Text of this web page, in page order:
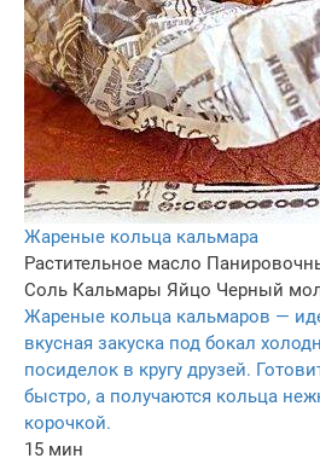
Жареные кольца кальмара
Растительное масло
Соль Кальмары Яйцо Черный
Жареные кольца кальмаров —
вкусная закуска под бокал
посиделок в кругу друзей.
быстро, а получаются кольца
корочкой.
15 мин